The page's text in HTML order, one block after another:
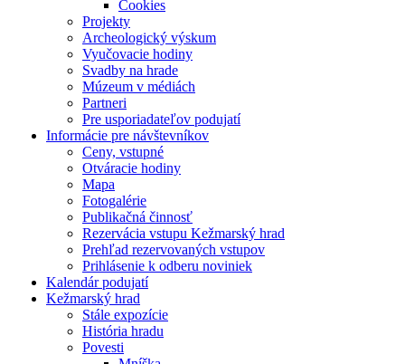
Cookies
Projekty
Archeologický výskum
Vyučovacie hodiny
Svadby na hrade
Múzeum v médiách
Partneri
Pre usporiadateľov podujatí
Informácie pre návštevníkov
Ceny, vstupné
Otváracie hodiny
Mapa
Fotogalérie
Publikačná činnosť
Rezervácia vstupu Kežmarský hrad
Prehľad rezervovaných vstupov
Prihlásenie k odberu noviniek
Kalendár podujatí
Kežmarský hrad
Stále expozície
História hradu
Povesti